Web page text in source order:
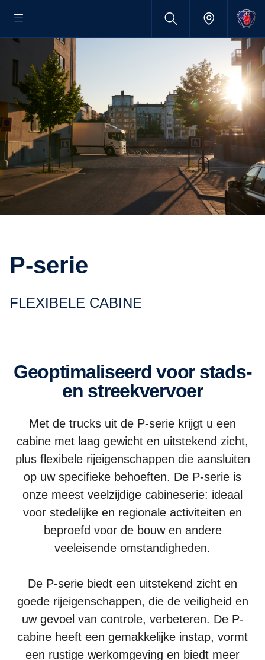
P-serie
FLEXIBELE CABINE
Geoptimaliseerd voor stads-
en streekvervoer
Met de trucks uit de P-serie krijgt u een
cabine met laag gewicht en uitstekend zicht,
plus flexibele rijeigenschappen die aansluiten
op uw specifieke behoeften. De P-serie is
onze meest veelzijdige cabineserie: ideaal
voor stedelijke en regionale activiteiten en
beproefd voor de bouw en andere
veeleisende omstandigheden.
De P-serie biedt een uitstekend zicht en
goede rijeigenschappen, die de veiligheid en
uw gevoel van controle, verbeteren. De P-
cabine heeft een gemakkelijke instap, vormt
een rustige werkomgeving en biedt meer